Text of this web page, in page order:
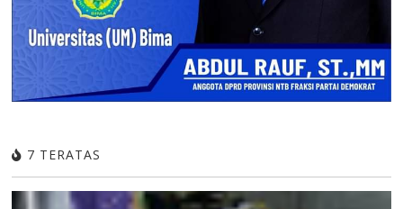
7 TERATAS